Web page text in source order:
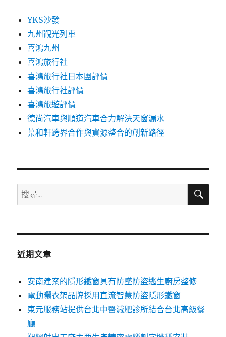
YKS沙發
九州觀光列車
喜鴻九州
喜鴻旅行社
喜鴻旅行社日本團評價
喜鴻旅行社評價
喜鴻旅遊評價
德尚汽車與順道汽車合力解決天窗漏水
葉和軒跨界合作與資源整合的創新路徑
搜
尋
鍵
搜
近期文章
安南建案的隱形鐵窗具有防墜防盜逃生廚房整修
電動曬衣架品牌採用直流智慧防盜隱形鐵窗
東元服務站提供台北中醫減肥診所結合台北高級餐
廳